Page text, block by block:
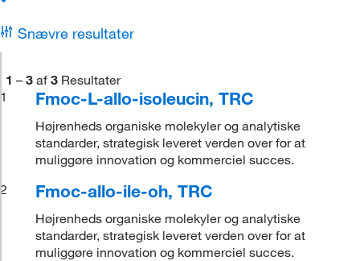
Snævre resultater
1 – 3 af 3 Resultater
1
Fmoc-L-allo-isoleucin, TRC
Højrenheds organiske molekyler og analytiske
standarder, strategisk leveret verden over for at
muliggøre innovation og kommerciel succes.
2
Fmoc-allo-ile-oh, TRC
Højrenheds organiske molekyler og analytiske
standarder, strategisk leveret verden over for at
muliggøre innovation og kommerciel succes.